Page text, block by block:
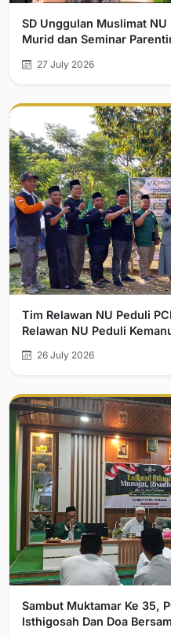
SD Unggulan Muslimat
Murid dan Seminar
27 July 2026
Tim Relawan NU Peduli
Relawan NU Peduli
26 July 2026
Sambut Muktamar Ke 35,
Isthigosah Dan Doa